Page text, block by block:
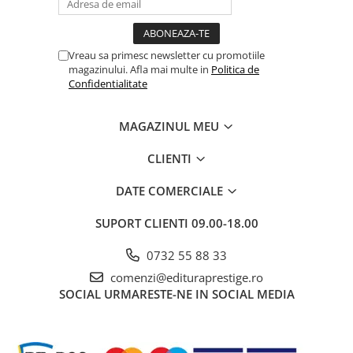
Carti pentru copii
Beletristica
Literatura Universala
Carte Prescolara, Joc
Povesti pe roti
Carti de colorat
Vreau sa primesc newsletter cu promotiile
magazinului. Afla mai multe in Politica de
Confidentialitate
MAGAZINUL MEU
CLIENTI
DATE COMERCIALE
SUPORT CLIENTI 09.00-18.00
0732 55 88 33
comenzi@edituraprestige.ro
SOCIAL URMARESTE-NE IN SOCIAL MEDIA